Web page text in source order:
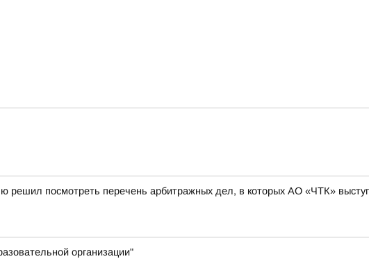
решил посмотреть перечень арбитражных дел, в которых АО «ЧТК»
организации"